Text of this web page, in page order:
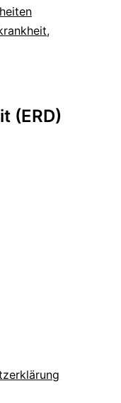
,
(ERD)